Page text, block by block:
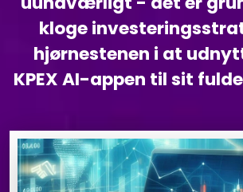
kloge
hjørnestenen i at
KPEX AI-appen til sit